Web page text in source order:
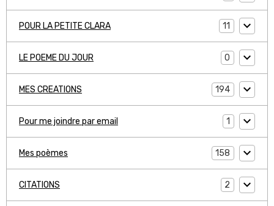
POUR LA PETITE CLARA 11
LE POEME DU JOUR 0
MES CREATIONS 194
Pour me joindre par email 1
Mes poèmes 158
CITATIONS 2